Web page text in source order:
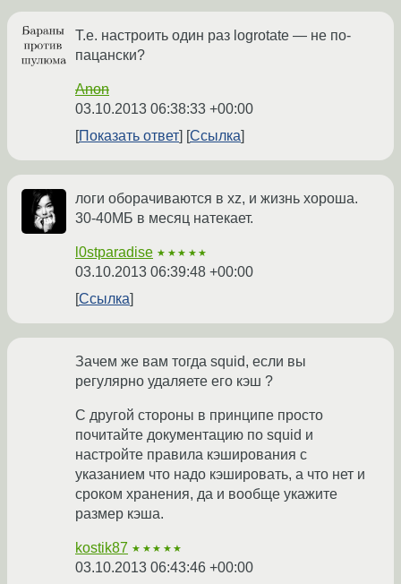
Т.е. настроить один раз logrotate — не по-
пацански?
Anon
03.10.2013 06:38:33 +00:00
Показать ответ
Ссылка
логи оборачиваются в xz, и жизнь хороша.
30-40МБ в месяц натекает.
l0stparadise ★★★★★
03.10.2013 06:39:48 +00:00
Ссылка
Зачем же вам тогда squid, если вы
регулярно удаляете его кэш ?
С другой стороны в принципе просто
почитайте документацию по squid и
настройте правила кэширования с
указанием что надо кэшировать, а что нет и
сроком хранения, да и вообще укажите
размер кэша.
kostik87 ★★★★★
03.10.2013 06:43:46 +00:00